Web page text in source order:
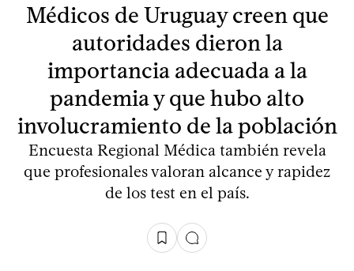
Médicos de Uruguay creen que
autoridades dieron la
importancia adecuada a la
pandemia y que hubo alto
involucramiento de la población
Encuesta Regional Médica también revela
que profesionales valoran alcance y rapidez
de los test en el país.